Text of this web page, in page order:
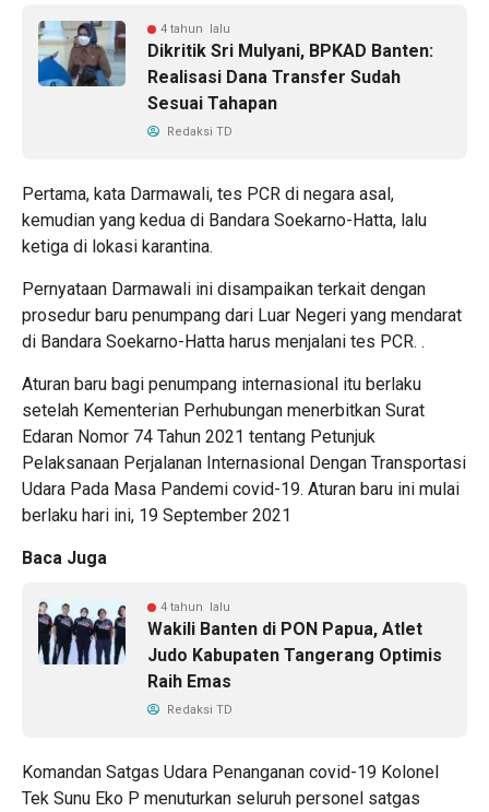
4 tahun lalu
Dikritik Sri Mulyani, BPKAD Banten:
Realisasi Dana Transfer Sudah
Sesuai Tahapan
Redaksi TD
Pertama, kata Darmawali, tes PCR di negara asal,
kemudian yang kedua di Bandara Soekarno-Hatta, lalu
ketiga di lokasi karantina.
Pernyataan Darmawali ini disampaikan terkait dengan
prosedur baru penumpang dari Luar Negeri yang mendarat
di Bandara Soekarno-Hatta harus menjalani tes PCR. .
Aturan baru bagi penumpang internasional itu berlaku
setelah Kementerian Perhubungan menerbitkan Surat
Edaran Nomor 74 Tahun 2021 tentang Petunjuk
Pelaksanaan Perjalanan Internasional Dengan Transportasi
Udara Pada Masa Pandemi covid-19. Aturan baru ini mulai
berlaku hari ini, 19 September 2021
Baca Juga
4 tahun lalu
Wakili Banten di PON Papua, Atlet
Judo Kabupaten Tangerang Optimis
Raih Emas
Redaksi TD
Komandan Satgas Udara Penanganan covid-19 Kolonel
Tek Sunu Eko P menuturkan seluruh personel satgas